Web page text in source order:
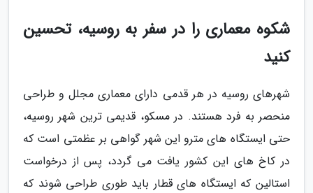
شکوه معماری را در سفر به روسیه، تحسین
کنید
شهرهای روسیه در هر قدمی دارای معماری مجلل و طراحی
منحصر به فرد هستند. در مسکو، قدیمی ترین شهر روسیه،
حتی ایستگاه های مترو این شهر گواهی بر عظمتی است که
در کاخ های این کشور یافت می گردد، پس از درخواست
استالین که ایستگاه های قطار باید طوری طراحی شوند که